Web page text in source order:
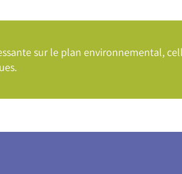
sur le plan environnemental,